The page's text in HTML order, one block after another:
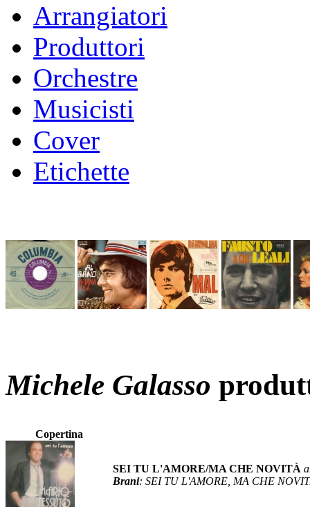
Arrangiatori
Produttori
Orchestre
Musicisti
Cover
Etichette
Michele Galasso
Copertina
SEI TU L'AMORE/MA CHE NOVITÀ
Brani: SEI TU L'AMORE, MA CHE